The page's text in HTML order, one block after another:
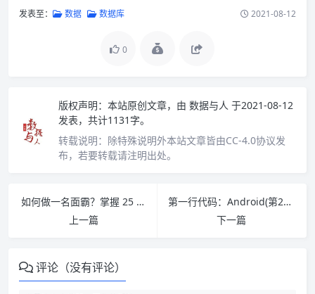
发表至： 数据 数据库 2021-08-12
0
版权声明： 本站原创文章，由 数据与人 于2021-08-12
发表，共计1131字。
转载说明： 除特殊说明外本站文章皆由CC-4.0协议发
布，若要转载请注明出处。
如何做一名面霸？掌握 25 道MySQL基础面试题
上一篇
第一行代码：Android(第2版) (郭霖著) 完整pdf扫描版[53MB]
下一篇
评论（没有评论）